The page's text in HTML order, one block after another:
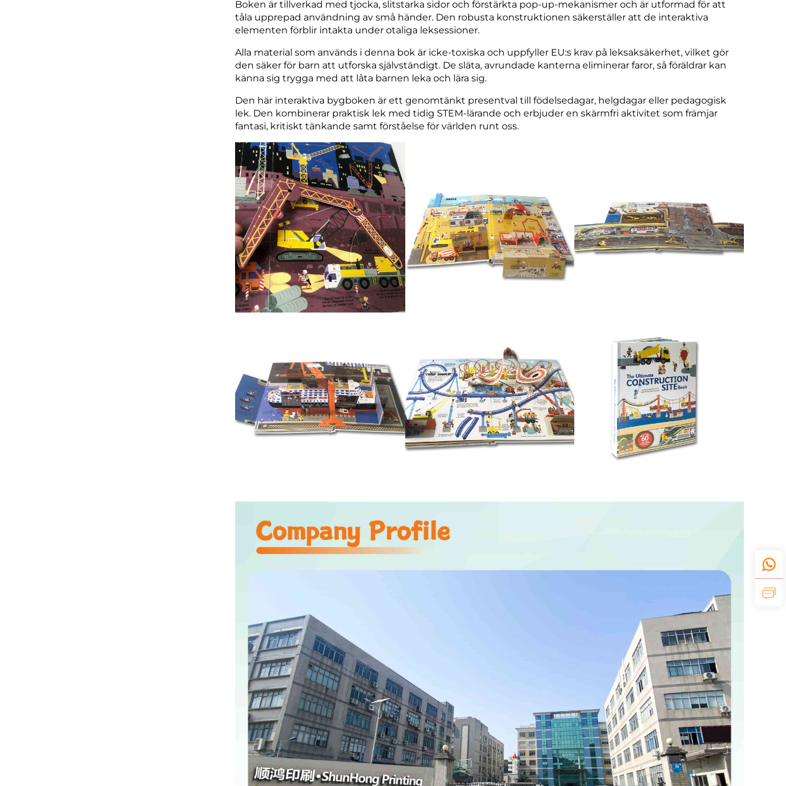
Boken är tillverkad med tjocka, slitstarka sidor och förstärkta pop-up-mekanismer och är utformad för att
tåla upprepad användning av små händer. Den robusta konstruktionen säkerställer att de interaktiva
elementen förblir intakta under otaliga leksessioner.
Alla material som används i denna bok är icke-toxiska och uppfyller EU:s krav på leksaksäkerhet, vilket gör
den säker för barn att utforska självständigt. De släta, avrundade kanterna eliminerar faror, så föräldrar kan
känna sig trygga med att låta barnen leka och lära sig.
Den här interaktiva bygboken är ett genomtänkt presentval till födelsedagar, helgdagar eller pedagogisk
lek. Den kombinerar praktisk lek med tidig STEM-lärande och erbjuder en skärmfri aktivitet som främjar
fantasi, kritiskt tänkande samt förståelse för världen runt oss.